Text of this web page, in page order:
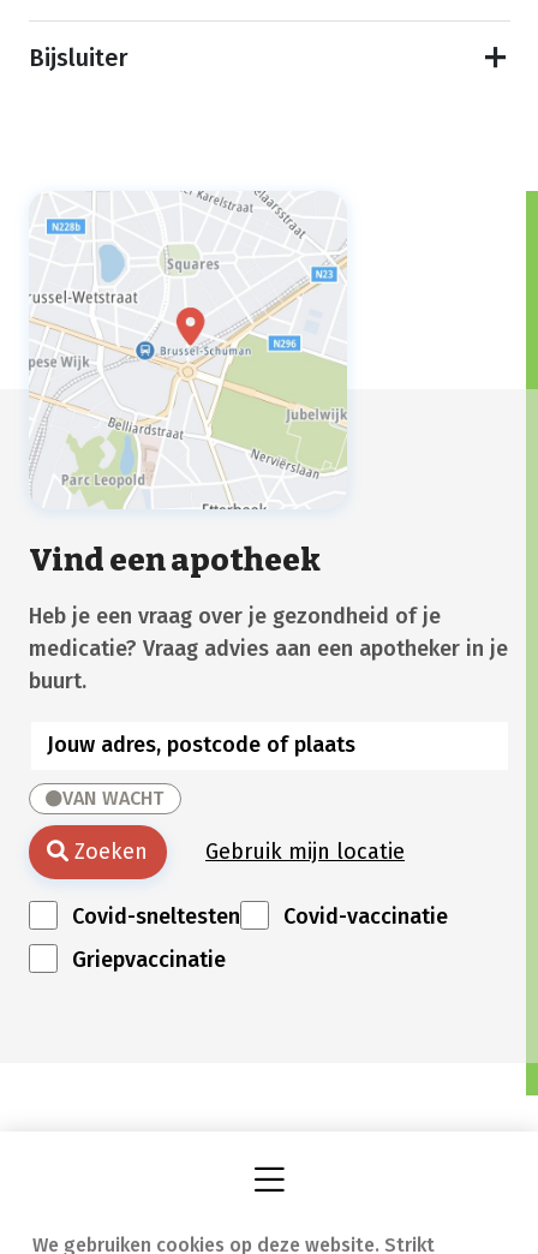
We gebruiken cookies op deze website. Strikt
Bijsluiter
Vind een apotheek
Heb je een vraag over je gezondheid of je
medicatie? Vraag advies aan een apotheker in je
buurt.
VAN WACHT
Zoeken Gebruik mijn locatie
Covid-sneltesten
Covid-vaccinatie
Griepvaccinatie